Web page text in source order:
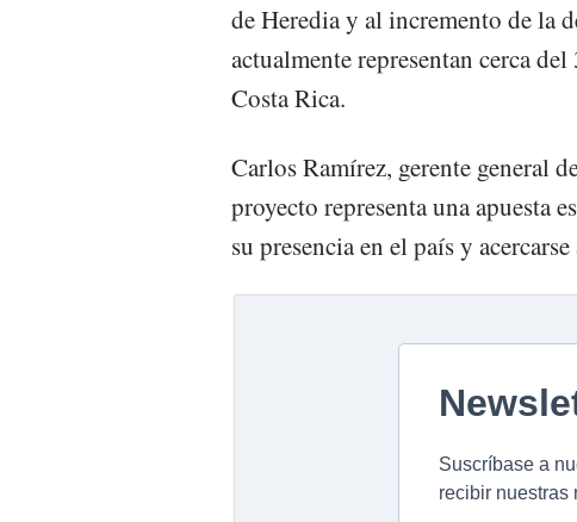
de Heredia y al incremento de la
actualmente representan cerca
Costa Rica.
Carlos Ramírez, gerente general
proyecto representa una apuesta
su presencia en el país y